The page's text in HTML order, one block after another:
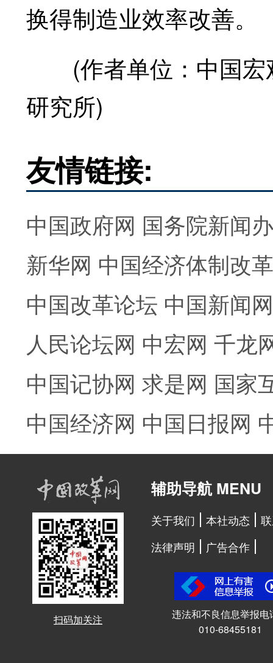
换得制造业效率改善。
(作者单位：中国宏
研究所)
友情链接:
中国政府网 国务院新闻
新华网 中国经济体制改
中国改革论坛 中国新闻网
人民论坛网 中宏网 千龙
中国记协网 求是网 国家
中国经济网 中国日报网
扫码加关注
辅助导航 MENU
关于我们 本社动态
法律声明
广告合作
违法和不良信息举报电
010-68455181